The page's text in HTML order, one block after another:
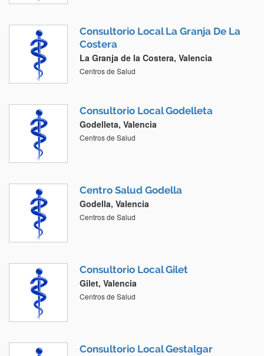
Consultorio Local La Granja De La
Costera
La Granja de la Costera, Valencia
Centros de Salud
Consultorio Local Godelleta
Godelleta, Valencia
Centros de Salud
Centro Salud Godella
Godella, Valencia
Centros de Salud
Consultorio Local Gilet
Gilet, Valencia
Centros de Salud
Consultorio Local Gestalgar